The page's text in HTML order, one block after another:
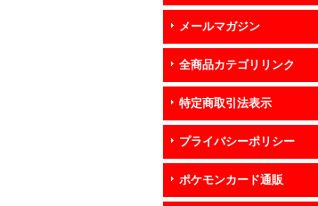
メールマガジン
全商品カテゴリリンク
特定商取引法表示
プライバシーポリシー
ポケモンカード通販